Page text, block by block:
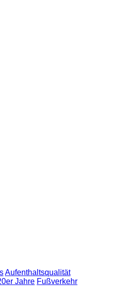
Aufenthaltsqualität
Jahre Fußverkehr